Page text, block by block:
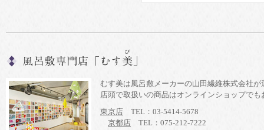
むす美は風呂敷メーカーの山田繊維株式会社
店頭で取扱いの商品はオンラインショップで
東京店 TEL：03-5414-5678
京都店 TEL：075-212-7222